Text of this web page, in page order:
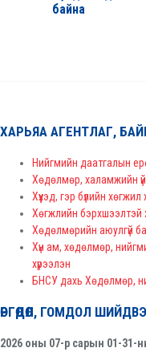
байна
ХАРЬЯА АГЕНТЛАГ,
Нийгмийн даатгалын
Хөдөлмөр, халамжийн
Хүүхэд, гэр бүлийн
Хөгжлийн бэрхшээлтэй
Хөдөлмөрийн аюулгүй
Хүн ам, хөдөлмөр,
хүрээлэн
БНСУ дахь Хөдөлмөр,
ӨРГӨДӨЛ, ГОМДОЛ
2026 оны 07-р сарын 01-31-